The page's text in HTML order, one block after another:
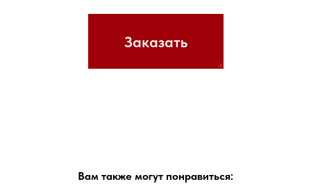
Заказать
Вам также могут понравиться: